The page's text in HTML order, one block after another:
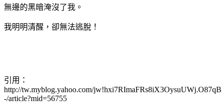
無邊的黑暗淹沒了我。
我明明清醒，卻無法逃脫！
引用：
http://tw.myblog.yahoo.com/
-/article?mid=56755